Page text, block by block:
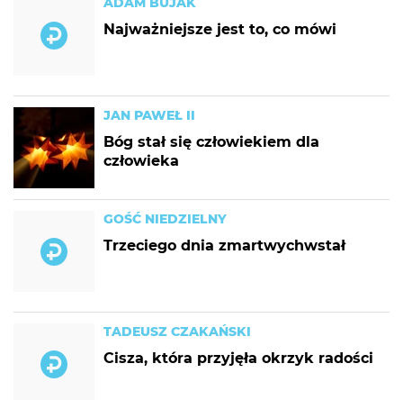
Najważniejsze jest to, co mówi
JAN PAWEŁ II
Bóg stał się człowiekiem dla
człowieka
GOŚĆ NIEDZIELNY
Trzeciego dnia zmartwychwstał
TADEUSZ CZAKAŃSKI
Cisza, która przyjęła okrzyk radości